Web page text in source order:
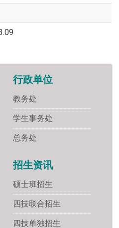
行政单位
教务处
学生事务处
总务处
招生资讯
硕士班招生
四技联合招生
四技单独招生